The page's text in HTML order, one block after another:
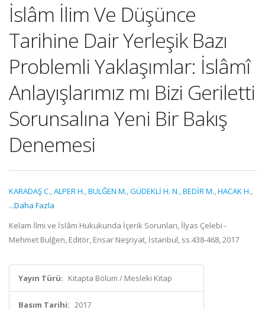
İslâm İlim Ve Düşünce
Tarihine Dair Yerleşik Bazı
Problemli Yaklaşımlar: İslâmî
Anlayışlarımız mı Bizi Geriletti
Sorunsalına Yeni Bir Bakış
Denemesi
KARADAŞ C.,ALPER H.,BULĞEN M.,GÜDEKLİ H. N.,BEDİR M.,HACAK H.,
...Daha Fazla
Kelam İlmi ve İslâm Hukukunda İçerik Sorunları, İlyas Çelebi -
Mehmet Bulğen, Editör, Ensar Neşriyat, İstanbul, ss.438-468, 2017
Yayın Türü: Kitapta Bölüm / Mesleki Kitap
Basım Tarihi: 2017